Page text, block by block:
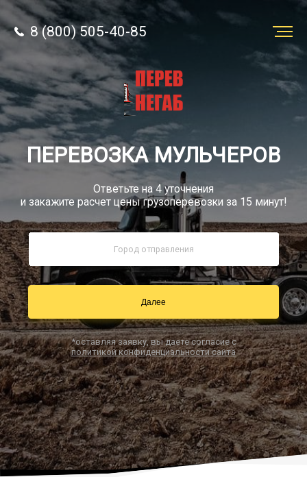
8 (800) 505-40-85
Звонок по РФ бесплатно
sale@simtruck-negabarit.ru
Заказать звонок
Заказать
перевозку
Грузы
8 (800) 505-40-85
ПЕРЕВОЗКА МУЛЬЧЕРОВ
Ответьте на 4 уточнения
и закажите расчет цены грузоперевозки за 15 минут!
Далее
*оставляя заявку, вы даете согласие с
политикой конфиденциальности сайта